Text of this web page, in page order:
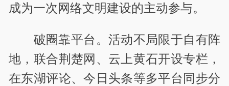
成为一次网络文明建设的主动参与。
破圈靠平台。活动不局限于自有阵
地，联合荆楚网、云上黄石开设专栏，
在东湖评论、今日头条等多平台同步分